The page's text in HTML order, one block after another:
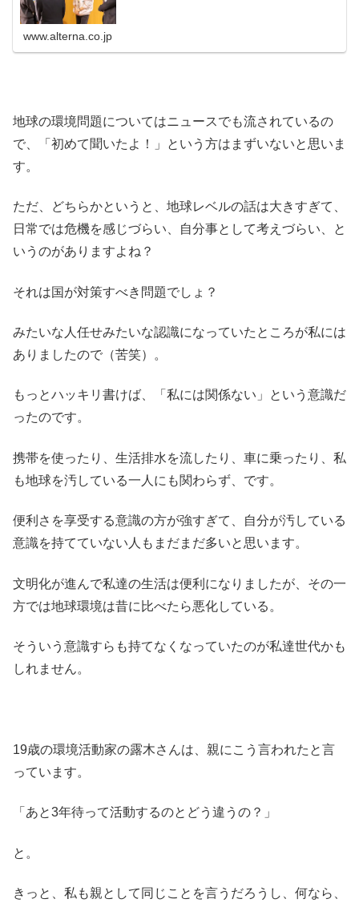
www.alterna.co.jp
地球の環境問題についてはニュースでも流されているの
で、「初めて聞いたよ！」という方はまずいないと思いま
す。
ただ、どちらかというと、地球レベルの話は大きすぎて、
日常では危機を感じづらい、自分事として考えづらい、と
いうのがありますよね？
それは国が対策すべき問題でしょ？
みたいな人任せみたいな認識になっていたところが私には
ありましたので（苦笑）。
もっとハッキリ書けば、「私には関係ない」という意識だ
ったのです。
携帯を使ったり、生活排水を流したり、車に乗ったり、私
も地球を汚している一人にも関わらず、です。
便利さを享受する意識の方が強すぎて、自分が汚している
意識を持てていない人もまだまだ多いと思います。
文明化が進んで私達の生活は便利になりましたが、その一
方では地球環境は昔に比べたら悪化している。
そういう意識すらも持てなくなっていたのが私達世代かも
しれません。
19歳の環境活動家の露木さんは、親にこう言われたと言
っています。
「あと3年待って活動するのとどう違うの？」
と。
きっと、私も親として同じことを言うだろうし、何なら、